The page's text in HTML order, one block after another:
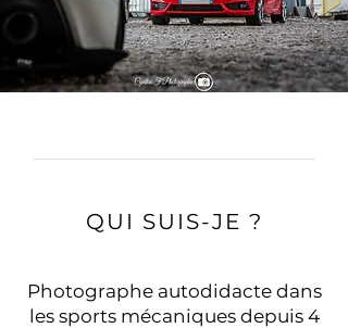
QUI SUIS-JE ?
Photographe autodidacte dans
les sports mécaniques depuis 4